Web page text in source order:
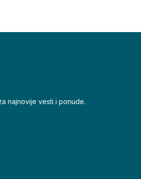
najnovije vesti i ponude.